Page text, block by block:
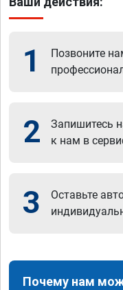
1 Позвоните
2
Запишитесь
к нам в
3
Оставьте
Почему нам